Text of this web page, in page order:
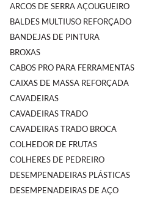
ARCOS DE SERRA AÇOUGUEIRO
BALDES MULTIUSO REFORÇADO
BANDEJAS DE PINTURA
BROXAS
CABOS PRO PARA FERRAMENTAS
CAIXAS DE MASSA REFORÇADA
CAVADEIRAS
CAVADEIRAS TRADO
CAVADEIRAS TRADO BROCA
COLHEDOR DE FRUTAS
COLHERES DE PEDREIRO
DESEMPENADEIRAS PLÁSTICAS
DESEMPENADEIRAS DE AÇO